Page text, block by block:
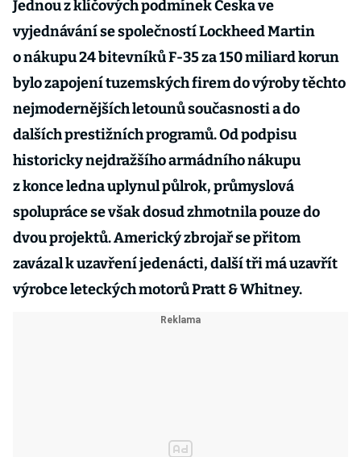
Jednou z klíčových podmínek Česka ve
vyjednávání se společností Lockheed Martin
o nákupu 24 bitevníků F-35 za 150 miliard korun
bylo zapojení tuzemských firem do výroby těchto
nejmodernějších letounů současnosti a do
dalších prestižních programů. Od podpisu
historicky nejdražšího armádního nákupu
z konce ledna uplynul půlrok, průmyslová
spolupráce se však dosud zhmotnila pouze do
dvou projektů. Americký zbrojař se přitom
zavázal k uzavření jedenácti, další tři má uzavřít
výrobce leteckých motorů Pratt & Whitney.